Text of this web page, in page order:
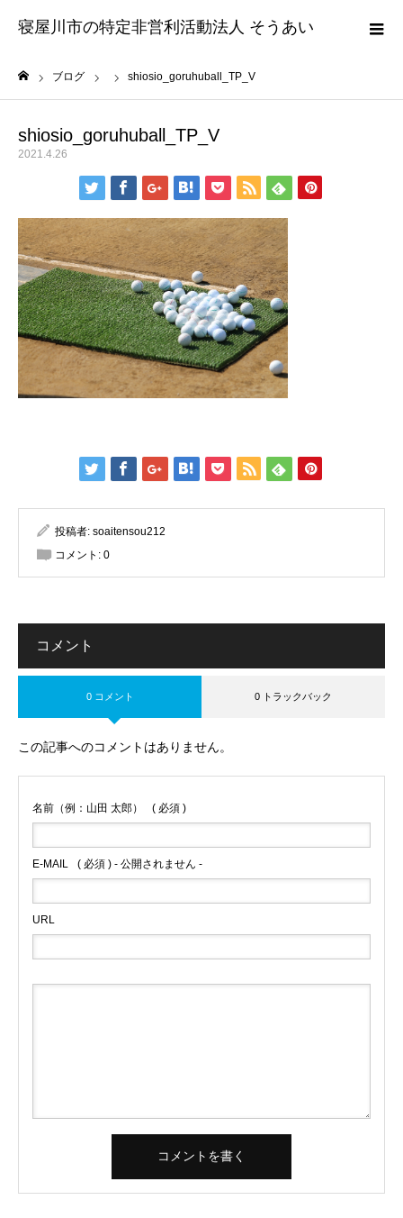
寝屋川市の特定非営利活動法人 そうあい
ブログ shiosio_goruhuball_TP_V
shiosio_goruhuball_TP_V
2021.4.26
投稿者: soaitensou212
コメント: 0
コメント
0 コメント 0 トラックバック
この記事へのコメントはありません。
名前（例：山田 太郎） ( 必須 )
E-MAIL ( 必須 ) - 公開されません -
URL